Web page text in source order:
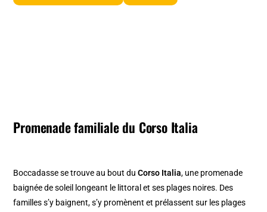
Promenade familiale du Corso Italia
Boccadasse se trouve au bout duCorso Italia, une promenade
baignée de soleil longeant le littoral et ses plages noires. Des
familles s’y baignent, s’y promènent et prélassent sur les plages